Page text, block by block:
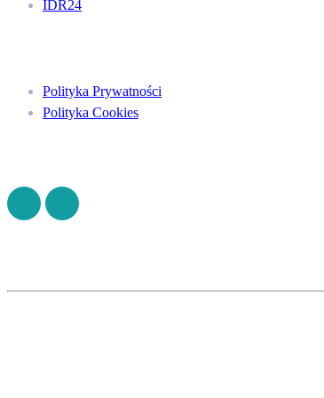
IDR24
Polityka Prywatności
Polityka Cookies